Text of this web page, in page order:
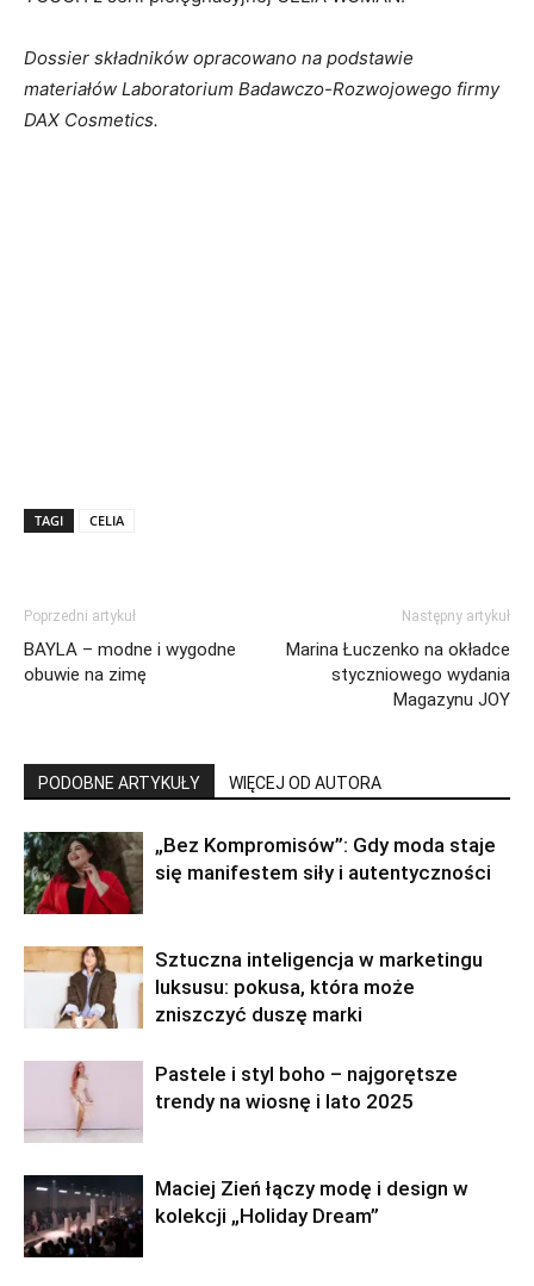
Dossier składników opracowano na podstawie
materiałów Laboratorium Badawczo-Rozwojowego firmy
DAX Cosmetics.
TAGI CELIA
Poprzedni artykuł
BAYLA – modne i wygodne
obuwie na zimę
Następny artykuł
Marina Łuczenko na okładce
styczniowego wydania
Magazynu JOY
PODOBNE ARTYKUŁY WIĘCEJ OD AUTORA
„Bez Kompromisów”: Gdy moda staje
się manifestem siły i autentyczności
Sztuczna inteligencja w marketingu
luksusu: pokusa, która może
zniszczyć duszę marki
Pastele i styl boho – najgorętsze
trendy na wiosnę i lato 2025
Maciej Zień łączy modę i design w
kolekcji „Holiday Dream”